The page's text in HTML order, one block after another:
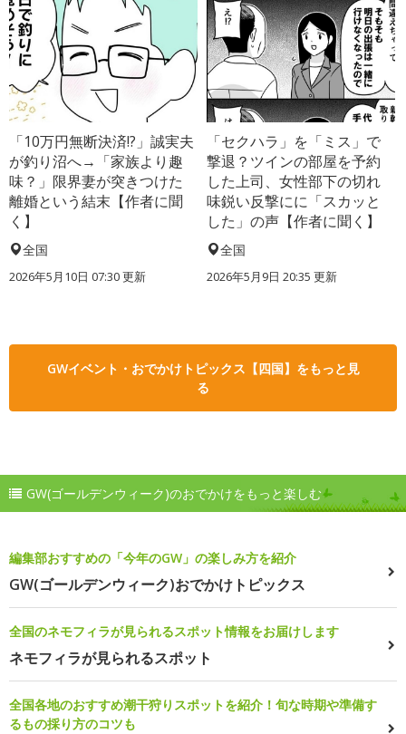
「10万円無断決済!?」誠実夫
が釣り沼へ→「家族より趣
味？」限界妻が突きつけた
離婚という結末【作者に聞
く】
全国
2026年5月10日 07:30 更新
「セクハラ」を「ミス」で
撃退？ツインの部屋を予約
した上司、女性部下の切れ
味鋭い反撃にに「スカッと
した」の声【作者に聞く】
全国
2026年5月9日 20:35 更新
GWイベント・おでかけトピックス【四国】をもっと見
る
GW(ゴールデンウィーク)のおでかけをもっと楽しむ
編集部おすすめの「今年のGW」の楽しみ方を紹介
GW(ゴールデンウィーク)おでかけトピックス
全国のネモフィラが見られるスポット情報をお届けします
ネモフィラが見られるスポット
全国各地のおすすめ潮干狩りスポットを紹介！旬な時期や準備す
るもの採り方のコツも